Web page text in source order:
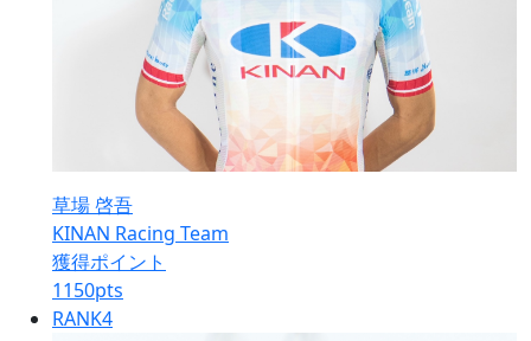
草場 啓吾
KINAN Racing Team
獲得ポイント
1150pts
RANK4